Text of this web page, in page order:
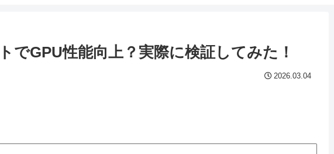
でGPU性能向上？実際に検証してみた！
2026.03.04